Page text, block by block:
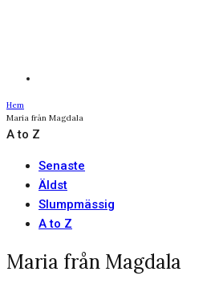
Hem
Maria från Magdala
A to Z
Senaste
Äldst
Slumpmässig
A to Z
Maria från Magdala